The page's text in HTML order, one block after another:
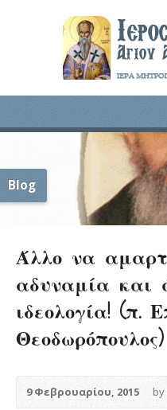
Blog
Άλλο να
αδυναμία και
ιδεολογία! (π.
Θεοδωρόπουλος)
9 Φεβρουαρίου, 2015 by